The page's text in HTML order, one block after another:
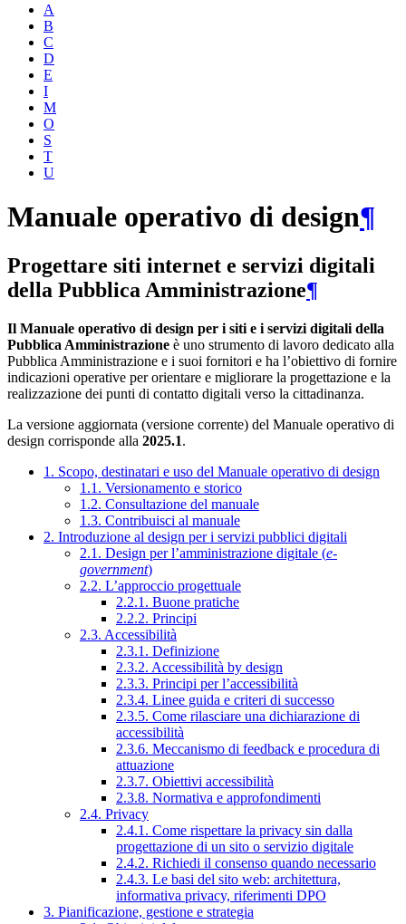
A
B
C
D
E
I
M
O
S
T
U
Manuale operativo di design¶
Progettare siti internet e servizi digitali
della Pubblica Amministrazione¶
Il Manuale operativo di design per i siti e i servizi digitali della
Pubblica Amministrazione è uno strumento di lavoro dedicato alla
Pubblica Amministrazione e i suoi fornitori e ha l’obiettivo di fornire
indicazioni operative per orientare e migliorare la progettazione e la
realizzazione dei punti di contatto digitali verso la cittadinanza.
La versione aggiornata (versione corrente) del Manuale operativo di
design corrisponde alla 2025.1.
1. Scopo, destinatari e uso del Manuale operativo di design
1.1. Versionamento e storico
1.2. Consultazione del manuale
1.3. Contribuisci al manuale
2. Introduzione al design per i servizi pubblici digitali
2.1. Design per l’amministrazione digitale (e-
government)
2.2. L’approccio progettuale
2.2.1. Buone pratiche
2.2.2. Principi
2.3. Accessibilità
2.3.1. Definizione
2.3.2. Accessibilità by design
2.3.3. Principi per l’accessibilità
2.3.4. Linee guida e criteri di successo
2.3.5. Come rilasciare una dichiarazione di
accessibilità
2.3.6. Meccanismo di feedback e procedura di
attuazione
2.3.7. Obiettivi accessibilità
2.3.8. Normativa e approfondimenti
2.4. Privacy
2.4.1. Come rispettare la privacy sin dalla
progettazione di un sito o servizio digitale
2.4.2. Richiedi il consenso quando necessario
2.4.3. Le basi del sito web: architettura,
informativa privacy, riferimenti DPO
3. Pianificazione, gestione e strategia